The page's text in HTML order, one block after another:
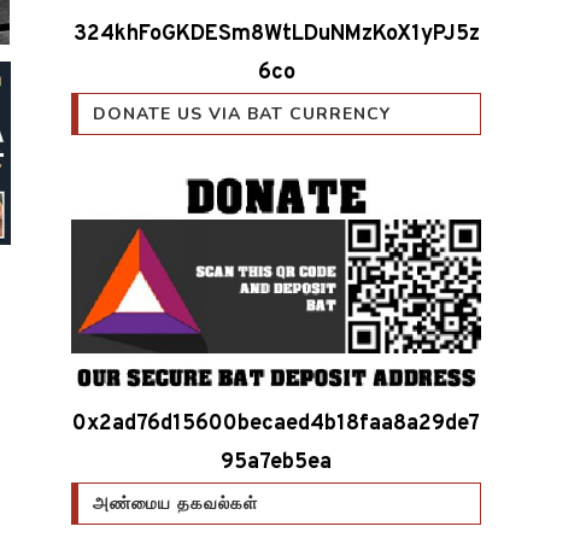
324khFoGKDESm8WtLDuNMzKoX1yPJ5z
6co
DONATE US VIA BAT CURRENCY
0x2ad76d15600becaed4b18faa8a29de7
95a7eb5ea
அண்மைய தகவல்கள்